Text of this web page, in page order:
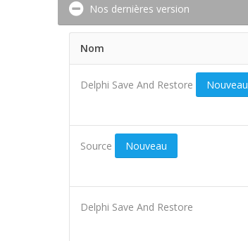
Nos dernières version
Nom
Delphi Save And Restore Nouveau
Source Nouveau
Delphi Save And Restore